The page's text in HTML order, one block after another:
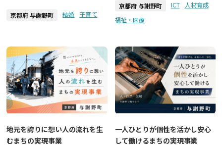
京都府 与謝野町 結婚 子育て
京都府 与謝野町 ICT
人材育成
福祉・医療
地元を誇りに想い人の流れを生
むまちの実現事業
一人ひとりが個性を活かし安心
して働けるまちの実現事業